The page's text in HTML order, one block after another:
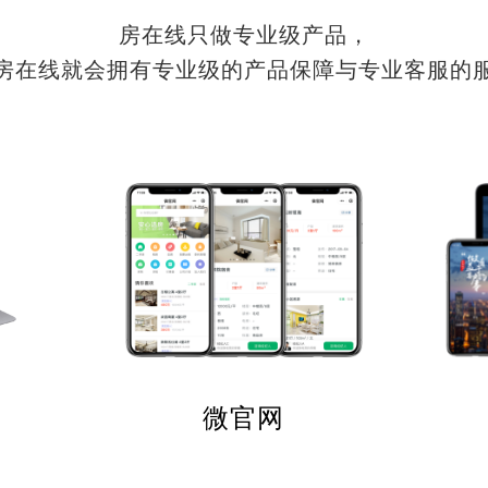
房在线只做专业级产品，
在线就会拥有专业级的产品保障与专业客服的
微官网